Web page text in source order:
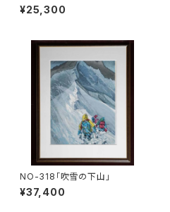
¥25,300
NO-318「吹雪の下山」
¥37,400